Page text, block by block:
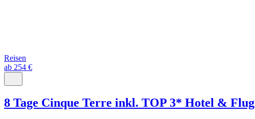
Reisen
ab 254 €
8 Tage Cinque Terre inkl. TOP 3* Hotel & Flug